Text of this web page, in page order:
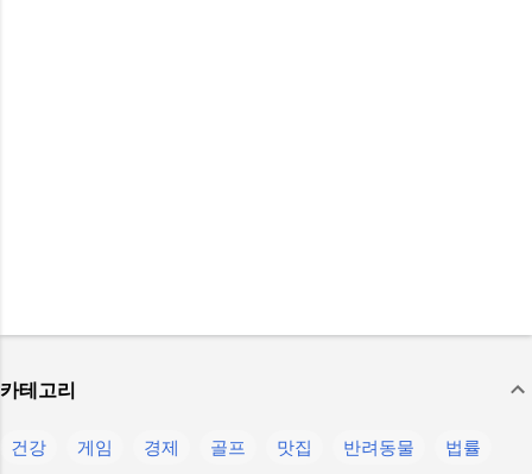
카테고리
건강 게임 경제 골프 맛집 반려동물 법률